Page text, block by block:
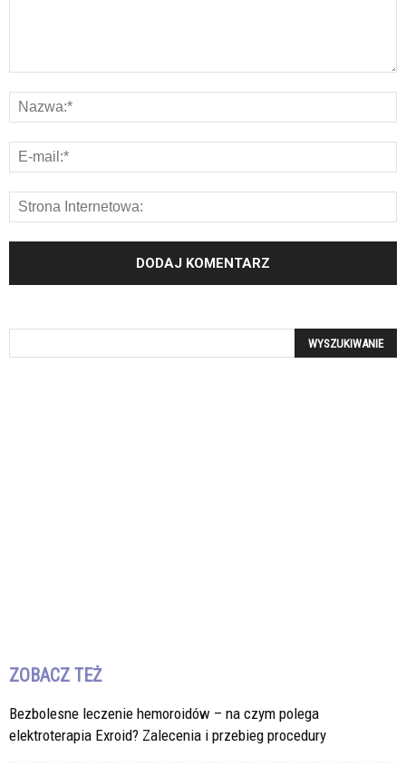
ZOBACZ TEŻ
Bezbolesne leczenie hemoroidów – na czym polega
elektroterapia Exroid? Zalecenia i przebieg procedury